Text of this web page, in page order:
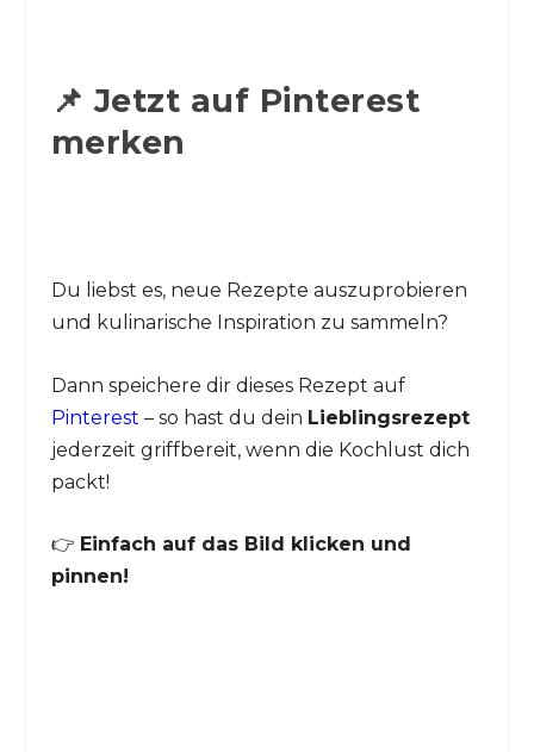
📌 Jetzt auf Pinterest
merken
Du liebst es, neue Rezepte auszuprobieren
und kulinarische Inspiration zu sammeln?
Dann speichere dir dieses Rezept auf
Pinterest – so hast du dein Lieblingsrezept
jederzeit griffbereit, wenn die Kochlust dich
packt!
👉 Einfach auf das Bild klicken und
pinnen!